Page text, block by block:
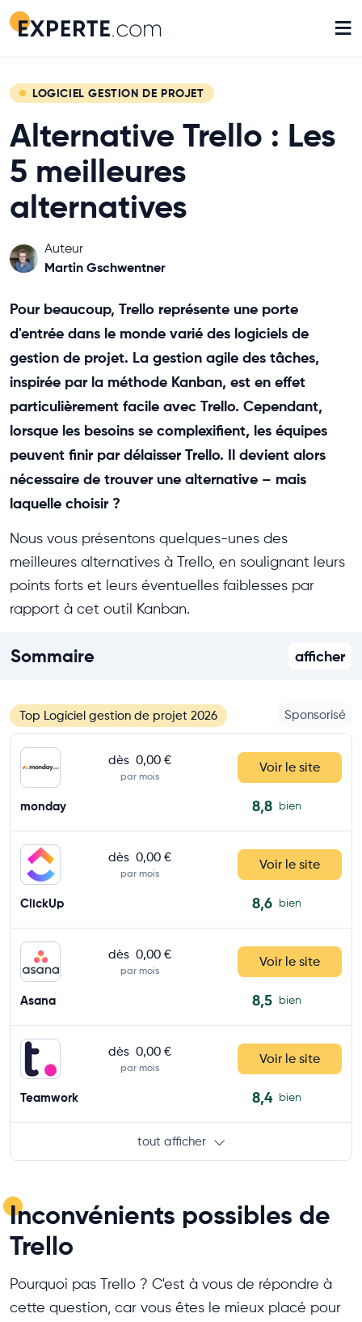
≡
LOGICIEL GESTION DE PROJET
Alternative Trello : Les
5 meilleures
alternatives
Auteur
Martin Gschwentner
Pour beaucoup, Trello représente une porte
d'entrée dans le monde varié des logiciels de
gestion de projet. La gestion agile des tâches,
inspirée par la méthode Kanban, est en effet
particulièrement facile avec Trello. Cependant,
lorsque les besoins se complexifient, les équipes
peuvent finir par délaisser Trello. Il devient alors
nécessaire de trouver une alternative – mais
laquelle choisir ?
Nous vous présentons quelques-unes des
meilleures alternatives à Trello, en soulignant leurs
points forts et leurs éventuelles faiblesses par
rapport à cet outil Kanban.
Sommaire afficher
Top Logiciel gestion de projet 2026 Sponsorisé
dès 0,00 €
par mois
Voir le site
monday 8,8 bien
dès 0,00 €
par mois
Voir le site
ClickUp 8,6 bien
dès 0,00 €
par mois
Voir le site
Asana 8,5 bien
dès 0,00 €
par mois
Voir le site
Teamwork 8,4 bien
tout afficher
Inconvénients possibles de
Trello
Pourquoi pas Trello ? C'est à vous de répondre à
cette question, car vous êtes le mieux placé pour